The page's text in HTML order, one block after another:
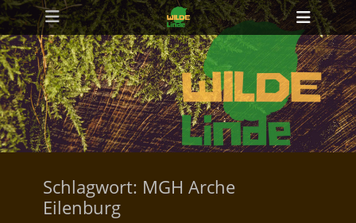
Primäres Menü
Zum
Inhalt
springen
Schlagwort: MGH Arche
Eilenburg